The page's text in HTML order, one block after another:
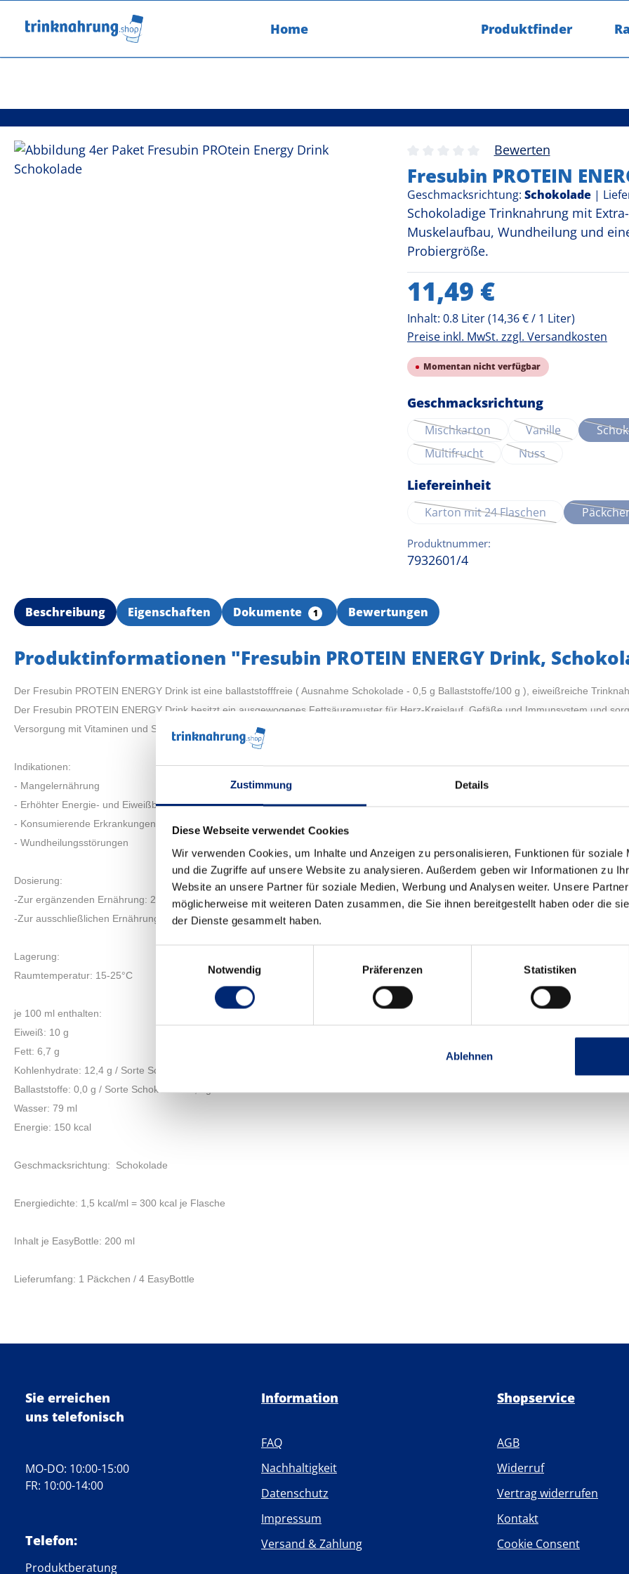
Zustimmung Details
Diese Webseite verwendet Cookies
Wir verwenden Cookies, um Inhalte und Anzeigen zu personalisieren, Funktionen für soziale
und die Zugriffe auf unsere Website zu analysieren. Außerdem geben wir Informationen zu
Website an unsere Partner für soziale Medien, Werbung und Analysen weiter. Unsere
möglicherweise mit weiteren Daten zusammen, die Sie ihnen bereitgestellt haben oder die
der Dienste gesammelt haben.
Notwendig
Präferenzen Statistiken
Ablehnen
Hauptinhalt springen
Zur Hauptnavigation springen
Home Produktfinder
Bildergalerie überspringen
Durchschnittliche Bewertung von 0
Bewerten
Fresubin PROTEIN
Geschmacksrichtung: Schokolade |
Schokoladige Trinknahrung mit
Muskelaufbau, Wundheilung und
Probiergröße.
Regulärer Preis:
11,49 €
Inhalt: 0.8 Liter(14,36 € / 1 Liter)
Preise inkl. MwSt. zzgl. Versandkosten
Momentan nicht verfügbar
Geschmacksrichtungauswählen
Mischkarton(Diese Option ist zurzeit nicht
Vanille(Diese Option ist
Multifrucht(Diese Option ist zurzeit nicht
Nuss(Diese Option ist
Liefereinheitauswählen
Karton mit 24 Flaschen(Diese Option ist zurzeit nicht
Produktnummer:
7932601/4
Beschreibung Eigenschaften Dokumente 1 Bewertungen
Produktinformationen "Fresubin PROTEIN ENERGY Drink,
Der Fresubin PROTEIN ENERGY Drink ist eine ballaststofffreie ( Ausnahme Schokolade - 0,5 g Ballaststoffe/100 g ), eiweißreiche
Der Fresubin PROTEIN ENERGY Drink besitzt ein ausgewogenes Fettsäuremuster für Herz-Kreislauf, Gefäße und Immunsystem und
Versorgung mit Vitaminen und Spurenelementen.
Indikationen:
- Mangelernährung
- Erhöhter Energie- und Eiweißbedarf
- Konsumierende Erkrankungen
- Wundheilungsstörungen
Dosierung:
-Zur ergänzenden Ernährung: 2-3 EasyBottle
-Zur ausschließlichen Ernährung: 5 EasyBottle
Lagerung:
Raumtemperatur: 15-25°C
je 100 ml enthalten:
Eiweiß: 10 g
Fett: 6,7 g
Kohlenhydrate: 12,4 g / Sorte Schokolade: 12,1 g
Ballaststoffe: 0,0 g / Sorte Schokolade: 0,5 g
Wasser: 79 ml
Energie: 150 kcal
Geschmacksrichtung: Schokolade
Energiedichte: 1,5 kcal/ml = 300 kcal je Flasche
Inhalt je EasyBottle: 200 ml
Lieferumfang: 1 Päckchen / 4 EasyBottle
Sie erreichen
uns telefonisch
MO-DO: 10:00-15:00
FR: 10:00-14:00
Telefon:
Produktberatung
Information
FAQ
Nachhaltigkeit
Datenschutz
Impressum
Versand & Zahlung
Shopservice
AGB
Widerruf
Vertrag widerrufen
Kontakt
Cookie Consent